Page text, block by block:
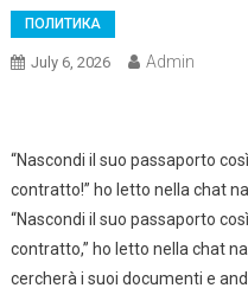
ПОЛИТИКА
July 6, 2026 Admin
“Nascondi il suo passaporto
contratto!” ho letto nella chat
“Nascondi il suo passaporto
contratto,” ho letto nella chat
cercherà i suoi documenti e